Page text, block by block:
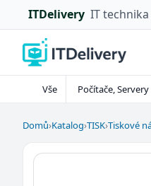
ITDelivery IT
Vše Počítače, Servery
Domů›Katalog›TISK›Tiskové